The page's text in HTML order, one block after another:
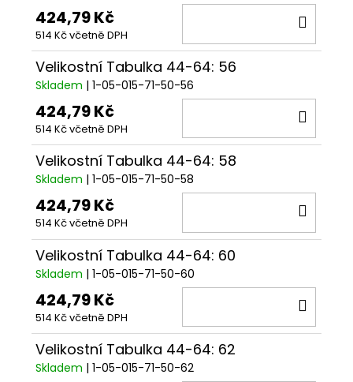
424,79 Kč
514 Kč včetně DPH
Velikostní Tabulka 44-64: 56
Skladem | 1-05-015-71-50-56
424,79 Kč
514 Kč včetně DPH
Velikostní Tabulka 44-64: 58
Skladem | 1-05-015-71-50-58
424,79 Kč
514 Kč včetně DPH
Velikostní Tabulka 44-64: 60
Skladem | 1-05-015-71-50-60
424,79 Kč
514 Kč včetně DPH
Velikostní Tabulka 44-64: 62
Skladem | 1-05-015-71-50-62